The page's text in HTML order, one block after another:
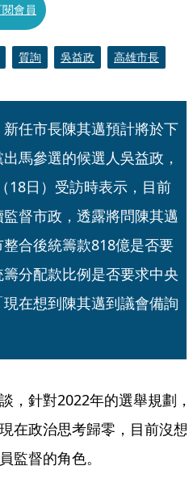
會員
質詢 吳益政 高雄市長
任市長陳其邁預計將於下
馬參選的候選人吳益政，
18日）受訪時表示，目前
督市政，透露將問陳其邁
合後統籌款818億是否要
分配款比例是否要求中央
在想到陳其邁到議會備詢
，針對2022年的選舉規劃，
在政治思考歸零，目前沒想
監督的角色。